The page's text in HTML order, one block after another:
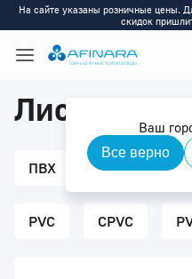
На сайте указаны розничные цены.
скидок
Ваш
Все верно
Листовой
ПВХ ХПВХ
PVC CPVC